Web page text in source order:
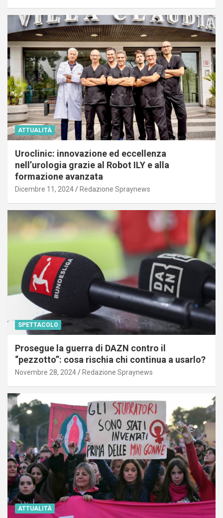
ATTUALITÀ
Uroclinic: innovazione ed eccellenza
nell’urologia grazie al Robot ILY e alla
formazione avanzata
Dicembre 11, 2024 Redazione Spraynews
SPETTACOLO
Prosegue la guerra di DAZN contro il
“pezzotto”: cosa rischia chi continua a usarlo?
Novembre 28, 2024 Redazione Spraynews
ATTUALITÀ